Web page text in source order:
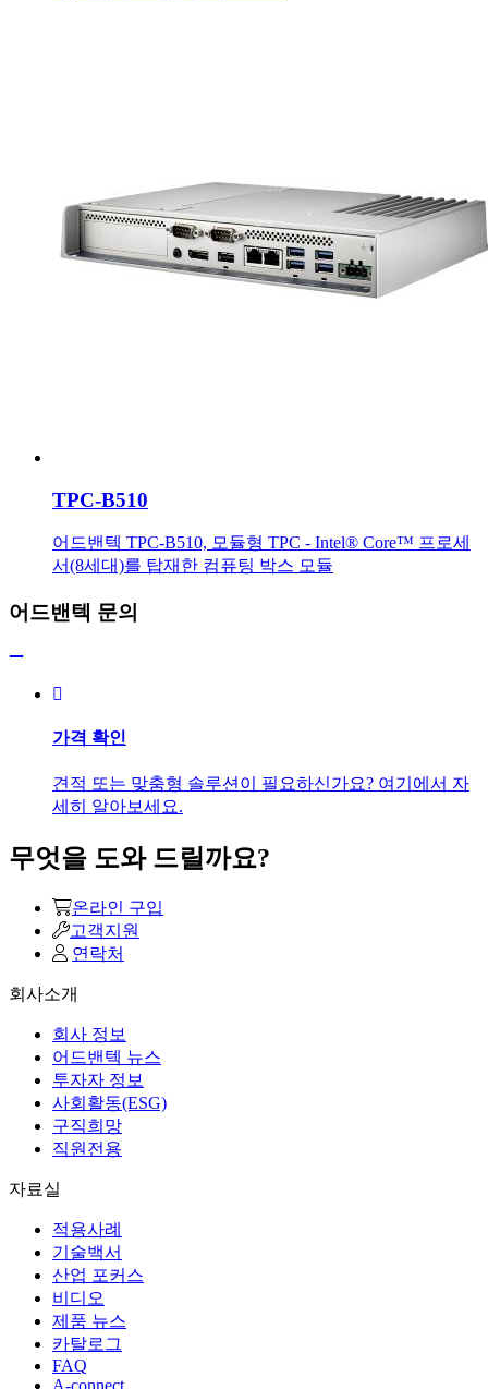
TPC-B510
어드밴텍 TPC-B510, 모듈형 TPC - Intel® Core™ 프로세
서(8세대)를 탑재한 컴퓨팅 박스 모듈
어드밴텍 문의
가격 확인
견적 또는 맞춤형 솔루션이 필요하신가요? 여기에서 자
세히 알아보세요.
무엇을 도와 드릴까요?
온라인 구입
고객지원
연락처
회사소개
회사 정보
어드밴텍 뉴스
투자자 정보
사회활동(ESG)
구직희망
직원전용
자료실
적용사례
기술백서
산업 포커스
비디오
제품 뉴스
카탈로그
FAQ
A-connect